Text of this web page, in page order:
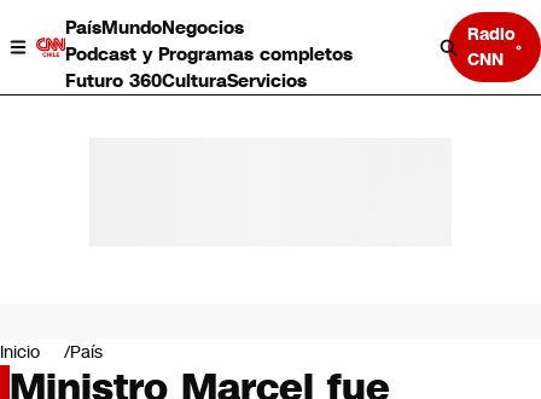
PaísMundoNegocios
Podcast y Programas completos
Futuro 360CulturaServicios
Radio
CNN
Negocios
Deportes
Inicio País